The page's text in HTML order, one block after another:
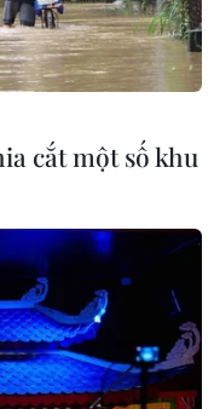
địa
địa
cắt một số khu